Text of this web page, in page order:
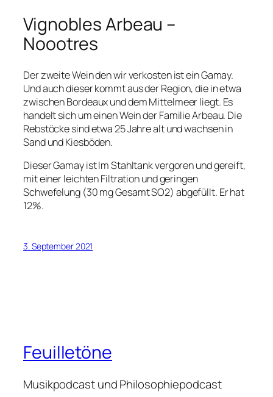
Vignobles Arbeau –
Noootres
Der zweite Wein den wir verkosten ist ein Gamay.
Und auch dieser kommt aus der Region, die in etwa
zwischen Bordeaux und dem Mittelmeer liegt. Es
handelt sich um einen Wein der Familie Arbeau. Die
Rebstöcke sind etwa 25 Jahre alt und wachsen in
Sand und Kiesböden.
Dieser Gamay ist Im Stahltank vergoren und gereift,
mit einer leichten Filtration und geringen
Schwefelung (30 mg Gesamt SO2) abgefüllt. Er hat
12%.
3. September 2021
Feuilletöne
Musikpodcast und Philosophiepodcast